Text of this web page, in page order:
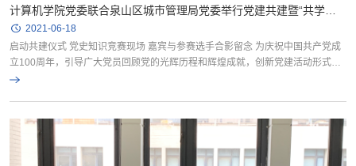
计算机学院党委联合泉山区城市管理局党委举行党建共建暨“共学党
史，砥砺奋进”党史知识竞赛
2021-06-18
启动共建仪式 党史知识竞赛现场 嘉宾与参赛选手合影留念 为庆祝中国共产党成
立100周年，引导广大党员回顾党的光辉历程和辉煌成就，创新党建活动形式，
激发爱党爱国热情，6月16日下午，矿大计算机学院党委联合徐州市...